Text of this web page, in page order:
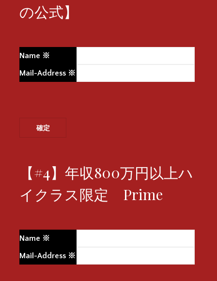
の公式】
Name ※
Mail-Address ※
【#4】年収800万円以上ハ
イクラス限定 Prime
Name ※
Mail-Address ※